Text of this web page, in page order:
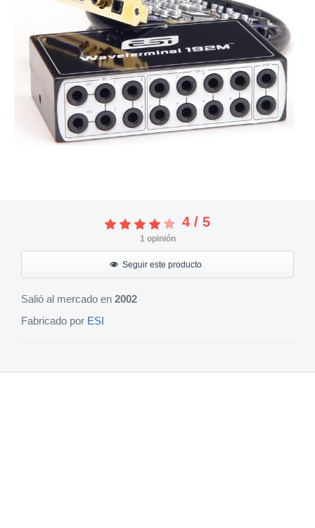
4 / 5
1opinión
Seguir este producto
Salió al mercado en 2002
Fabricado por ESI